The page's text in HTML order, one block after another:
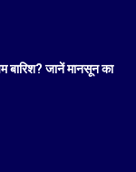
बारिश? जानें मानसून का